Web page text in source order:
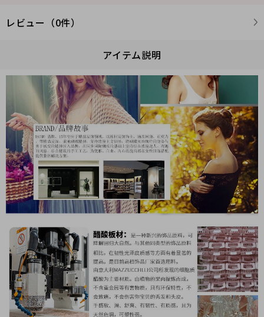
レビュー（0件）
アイテム説明